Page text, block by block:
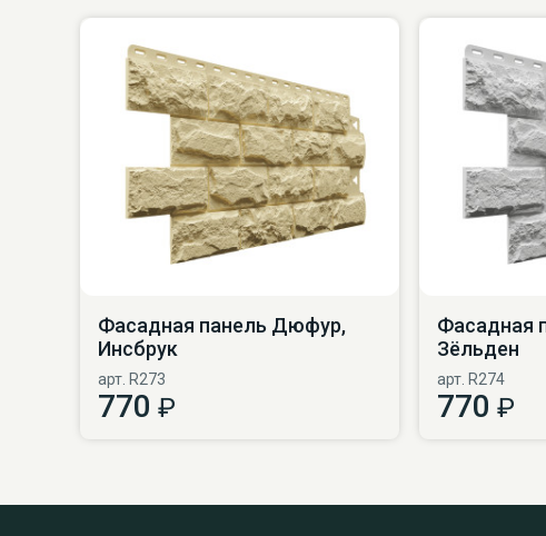
Фасадная панель Дюфур,
Инсбрук
арт. R273
770 ₽
Фасадная
Зёльден
арт. R274
770 ₽